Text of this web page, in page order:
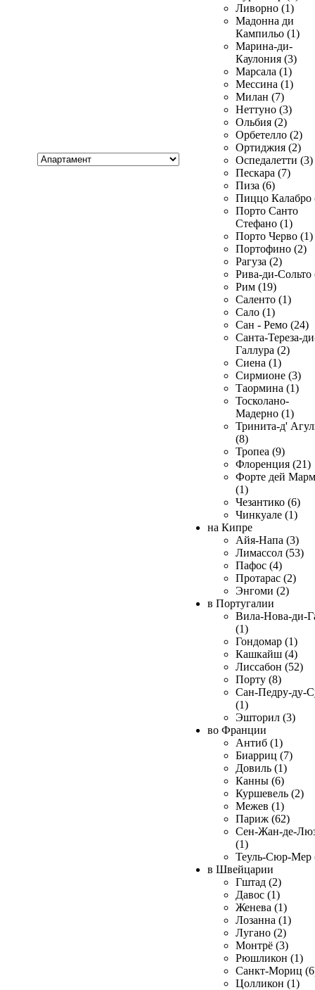
Ливорно (1)
Мадонна ди
Кампильо (1)
Марина-ди-
Каулония (3)
Марсала (1)
Мессина (1)
Милан (7)
Неттуно (3)
Ольбия (2)
Орбетелло (2)
Ортиджия (2)
Оспедалетти (3)
Пескара (7)
Пиза (6)
Пиццо Калабро
Порто Санто
Стефано (1)
Порто Черво (1)
Портофино (2)
Рагуза (2)
Рива-ди-Сольто
Рим (19)
Саленто (1)
Сало (1)
Сан - Ремо (24)
Санта-Тереза-
Галлура (2)
Сиена (1)
Сирмионе (3)
Таормина (1)
Тосколано-
Мадерно (1)
Тринита-д'
(8)
Тропеа (9)
Флоренция (21)
Форте дей
(1)
Чезантико (6)
Чинкуале (1)
на Кипре
Айя-Напа (3)
Лимассол (53)
Пафос (4)
Протарас (2)
Энгоми (2)
в Португалии
Вила-Нова-ди-
(1)
Гондомар (1)
Кашкайш (4)
Лиссабон (52)
Порту (8)
Сан-Педру-ду-
(1)
Эшторил (3)
во Франции
Антиб (1)
Биарриц (7)
Довиль (1)
Канны (6)
Куршевель (2)
Межев (1)
Париж (62)
Сен-Жан-де-
(1)
Теуль-Сюр-Мер
в Швейцарии
Гштад (2)
Давос (1)
Женева (1)
Лозанна (1)
Лугано (2)
Монтрё (3)
Рюшликон (1)
Санкт-Мориц
Цолликон (1)